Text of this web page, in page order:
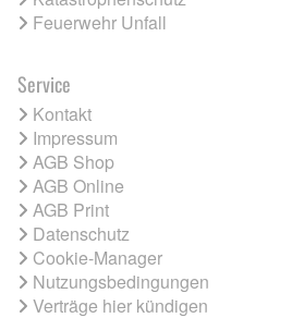
Feuerwehr Unfall
Service
Kontakt
Impressum
AGB Shop
AGB Online
AGB Print
Datenschutz
Cookie-Manager
Nutzungsbedingungen
Verträge hier kündigen